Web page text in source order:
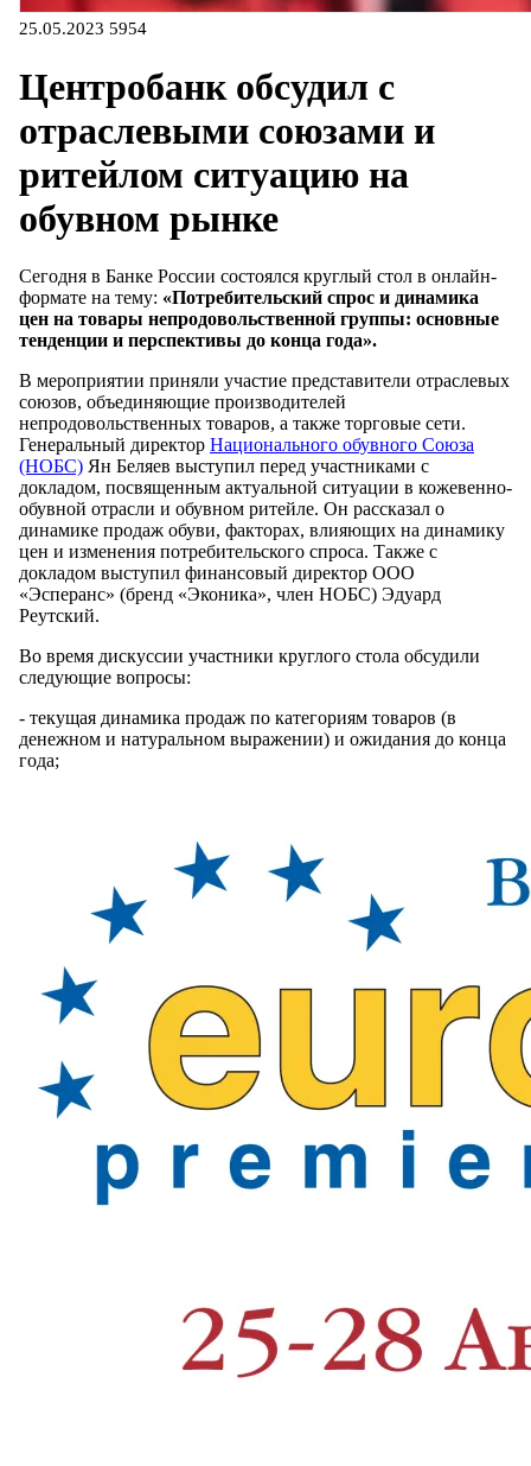
25.05.2023 5954
Центробанк обсудил с
отраслевыми союзами и
ритейлом ситуацию на
обувном рынке
Сегодня в Банке России состоялся круглый стол в онлайн-
формате на тему: «Потребительский спрос и динамика
цен на товары непродовольственной группы: основные
тенденции и перспективы до конца года».
В мероприятии приняли участие представители отраслевых
союзов, объединяющие производителей
непродовольственных товаров, а также торговые сети.
Генеральный директор Национального обувного Союза
(НОБС) Ян Беляев выступил перед участниками с
докладом, посвященным актуальной ситуации в кожевенно-
обувной отрасли и обувном ритейле. Он рассказал о
динамике продаж обуви, факторах, влияющих на динамику
цен и изменения потребительского спроса. Также с
докладом выступил финансовый директор ООО
«Эсперанс» (бренд «Эконика», член НОБС) Эдуард
Реутский.
Во время дискуссии участники круглого стола обсудили
следующие вопросы:
- текущая динамика продаж по категориям товаров (в
денежном и натуральном выражении) и ожидания до конца
года;